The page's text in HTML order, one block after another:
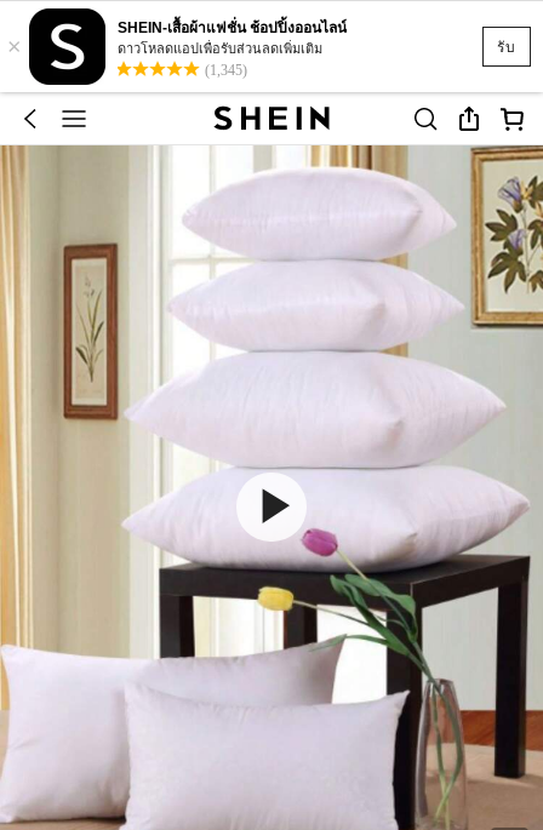
รับ
×
SHEIN-เสื้อผ้าแฟชั่น ช้อปปิ้งออนไลน์
ดาวโหลดแอปเพื่อรับส่วนลดเพิ่มเติม
(1,345)